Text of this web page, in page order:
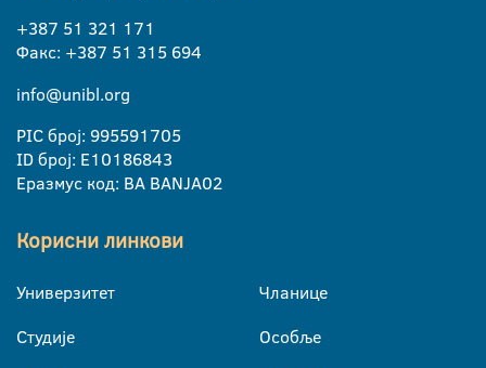
+387 51 321 171
Факс: +387 51 315 694
info@unibl.org
PIC број: 995591705
ID број: E10186843
Еразмус код: BA BANJA02
Корисни линкови
Универзитет
Студије
Чланице
Особље